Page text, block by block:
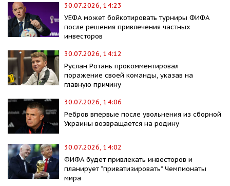
30.07.2026, 14:23
УЕФА может бойкотировать турниры ФИФА
после решения привлечения частных
инвесторов
30.07.2026, 14:12
Руслан Ротань прокомментировал
поражение своей команды, указав на
главную причину
30.07.2026, 14:06
Ребров впервые после увольнения из сборной
Украины возвращается на родину
30.07.2026, 14:02
ФИФА будет привлекать инвесторов и
планирует “приватизировать” Чемпионаты
мира